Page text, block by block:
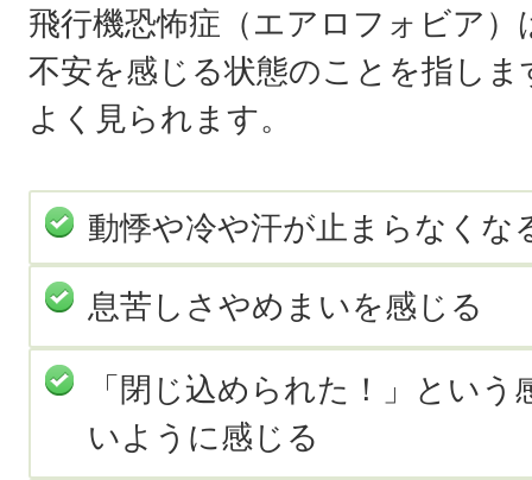
飛行機恐怖症（エアロフォビア
不安を感じる状態のことを指し
よく見られます。
動悸や冷や汗が止まらなくな
息苦しさやめまいを感じる
「閉じ込められた！」とい
いように感じる